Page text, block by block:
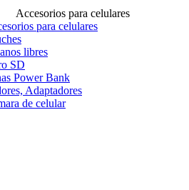
Accesorios para celulares
para celulares
libres
SD
Power Bank
Adaptadores
de celular